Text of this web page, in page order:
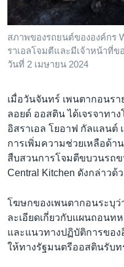
สภาพของรถยนต์ขององค์กร
ราเอลโจมตีและมีเจ้าหน้าที่ข
วันที่ 2 เมษายน 2024
เมื่อวันจันทร์ เพนตากอนร
ลอยด์ ออสติน ได้เจรจาทา
อิสราเอล โยอาฟ กัลแลนต์
การเพิ่มความช่วยเหลือด้า
สืบสวนการโจมตีขบวนรถข
Central Kitchen ดังกล่าวด้
โฆษกของเพนตากอนระบุว่
ละเอียดเกี่ยวกับแผนถอนท
และแนวทางปฏิบัติการขอ
ให้ทางรัฐมนตรีออสตินรับท